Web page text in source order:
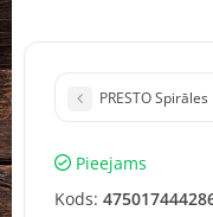
PRESTO
Pieejams
Kods: